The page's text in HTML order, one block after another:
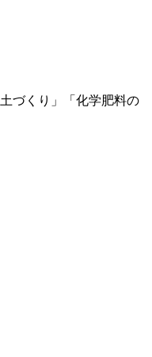
づくり」「化学肥料の